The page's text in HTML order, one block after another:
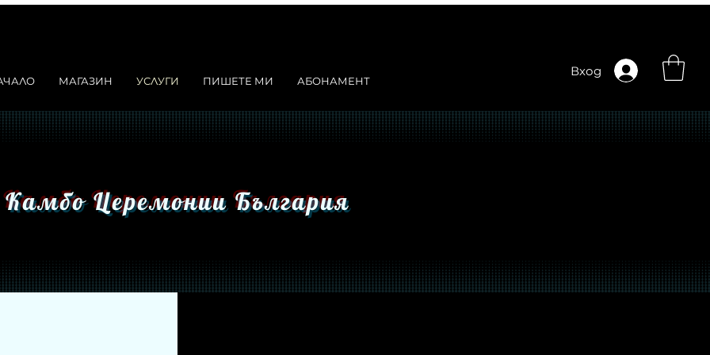
МАГАЗИН УСЛУГИ ПИШЕТЕ МИ АБОНАМЕНТ
Вход
Камбо Церемонии България